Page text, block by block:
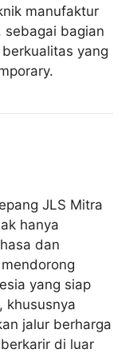
manufaktur
sebagai bagian
yang
JLS Mitra
hanya
dan
yang siap
khususnya
jalur berharga
di luar